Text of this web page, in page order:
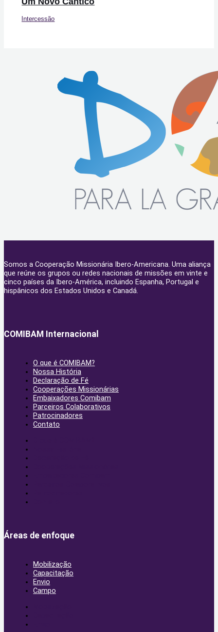
Intercessão
Somos a Cooperação Missionária Ibero-Americana. Uma aliança
que reúne os grupos ou redes nacionais de missões em vinte e
cinco países da Ibero-América, incluindo Espanha, Portugal e
hispânicos dos Estados Unidos e Canadá.
COMIBAM Internacional
O que é COMIBAM?
Nossa História
Declaração de Fé
Cooperações Missionárias
Embaixadores Comibam
Parceiros Colaborativos
Patrocinadores
Contato
Áreas de enfoque
Mobilização
Capacitação
Envio
Campo